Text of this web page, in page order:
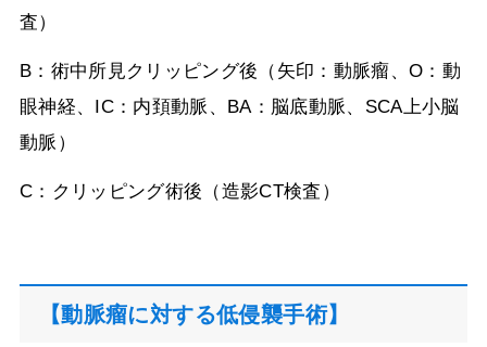
査）
B：術中所見クリッピング後（矢印：動脈瘤、 O ：動
眼神経、
IC：内頚動脈、 BA：脳底動脈、 SCA上小脳
動脈）
C：クリッピング術後（造影CT検査）
【動脈瘤に対する低侵襲手術】